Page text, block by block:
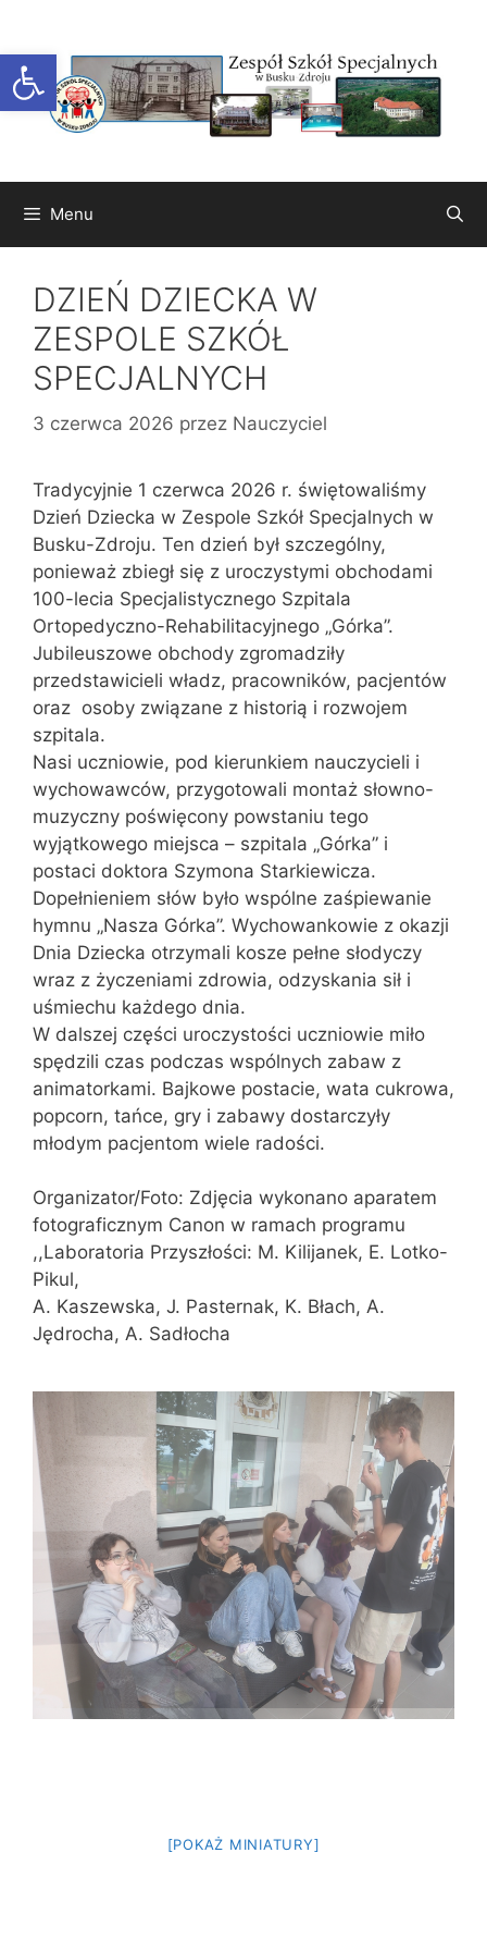
Otwórz pasek narzędzi
treści
Menu
DZIEŃ DZIECKA W
ZESPOLE SZKÓŁ
SPECJALNYCH
3 czerwca 2026 przez Nauczyciel
Tradycyjnie 1 czerwca 2026 r. świętowaliśmy
Dzień Dziecka w Zespole Szkół Specjalnych w
Busku-Zdroju. Ten dzień był szczególny,
ponieważ zbiegł się z uroczystymi obchodami
100-lecia Specjalistycznego Szpitala
Ortopedyczno-Rehabilitacyjnego „Górka”.
Jubileuszowe obchody zgromadziły
przedstawicieli władz, pracowników, pacjentów
oraz osoby związane z historią i rozwojem
szpitala.
Nasi uczniowie, pod kierunkiem nauczycieli i
wychowawców, przygotowali montaż słowno-
muzyczny poświęcony powstaniu tego
wyjątkowego miejsca – szpitala „Górka” i
postaci doktora Szymona Starkiewicza.
Dopełnieniem słów było wspólne zaśpiewanie
hymnu „Nasza Górka”. Wychowankowie z okazji
Dnia Dziecka otrzymali kosze pełne słodyczy
wraz z życzeniami zdrowia, odzyskania sił i
uśmiechu każdego dnia.
W dalszej części uroczystości uczniowie miło
spędzili czas podczas wspólnych zabaw z
animatorkami. Bajkowe postacie, wata cukrowa,
popcorn, tańce, gry i zabawy dostarczyły
młodym pacjentom wiele radości.
Organizator/Foto: Zdjęcia wykonano aparatem
fotograficznym Canon w ramach programu
,,Laboratoria Przyszłości: M. Kilijanek, E. Lotko-
Pikul,
A. Kaszewska, J. Pasternak, K. Błach, A.
Jędrocha, A. Sadłocha
[POKAŻ MINIATURY]